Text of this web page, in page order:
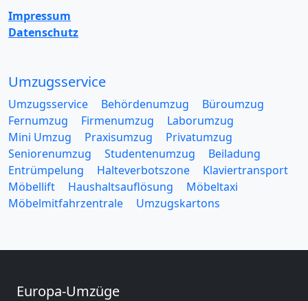
Impressum
Datenschutz
Umzugsservice
Umzugsservice Behördenumzug
Büroumzug
Fernumzug
Firmenumzug
Laborumzug
Mini Umzug
Praxisumzug
Privatumzug
Seniorenumzug
Studentenumzug
Beiladung
Entrümpelung
Halteverbotszone
Klaviertransport
Möbellift
Haushaltsauflösung
Möbeltaxi
Möbelmitfahrzentrale
Umzugskartons
Europa-Umzüge